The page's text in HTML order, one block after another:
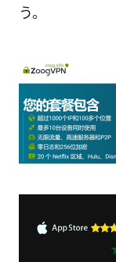
う。